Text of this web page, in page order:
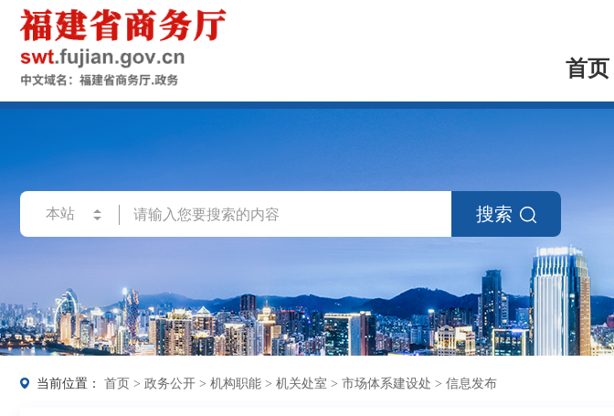
首页
搜索
当前位置： 首页 > 政务公开 > 机构职能 > 机关处室 > 市场体系建设处 > 信息发布